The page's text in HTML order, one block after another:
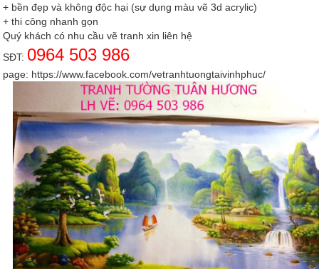
+ bền đẹp và không độc hại (sự dụng màu vẽ 3d acrylic)
+ thi công nhanh gọn
Quý khách có nhu cầu vẽ tranh xin liên hệ
SĐT: 0964 503 986
page: https://www.facebook.com/vetranhtuongtaivinhphuc/